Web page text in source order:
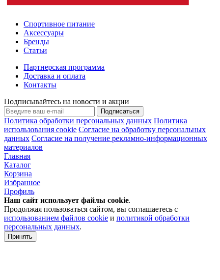
Спортивное питание
Аксессуары
Бренды
Статьи
Партнерская программа
Доставка и оплата
Контакты
Подписывайтесь на новости и акции
Подписаться
Политика обработки персональных данных Политика
использования cookie Согласие на обработку персональных
данных Согласие на получение рекламно-информационных
материалов
Главная
Каталог
Корзина
Избранное
Профиль
Наш сайт использует файлы cookie.
Продолжая пользоваться сайтом, вы соглашаетесь с
использованием файлов cookie и политикой обработки
персональных данных.
Принять